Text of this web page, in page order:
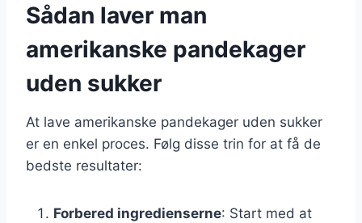
Sådan laver man
amerikanske pandekager
uden sukker
At lave amerikanske pandekager uden sukker
er en enkel proces. Følg disse trin for at få de
bedste resultater:
Forbered ingredienserne: Start med at